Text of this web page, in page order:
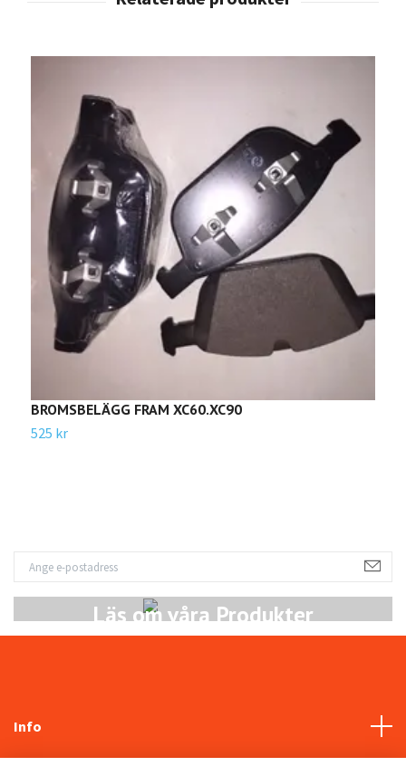
Läs om våra Produkter
BROMSBELÄGG FRAM XC60.XC90
525 kr
Info